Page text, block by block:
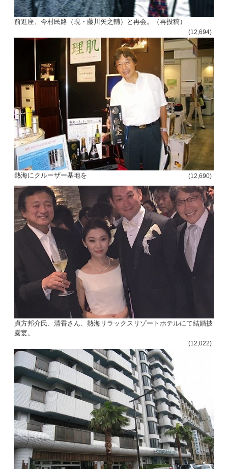
前進座、今村民路（現・藤川矢之輔）と再会。（再投稿）
(12,694)
熱海にクルーザー基地を (12,690)
貞方邦介氏、清香さん、熱海リラックスリゾートホテルにて結婚披
露宴。
(12,022)